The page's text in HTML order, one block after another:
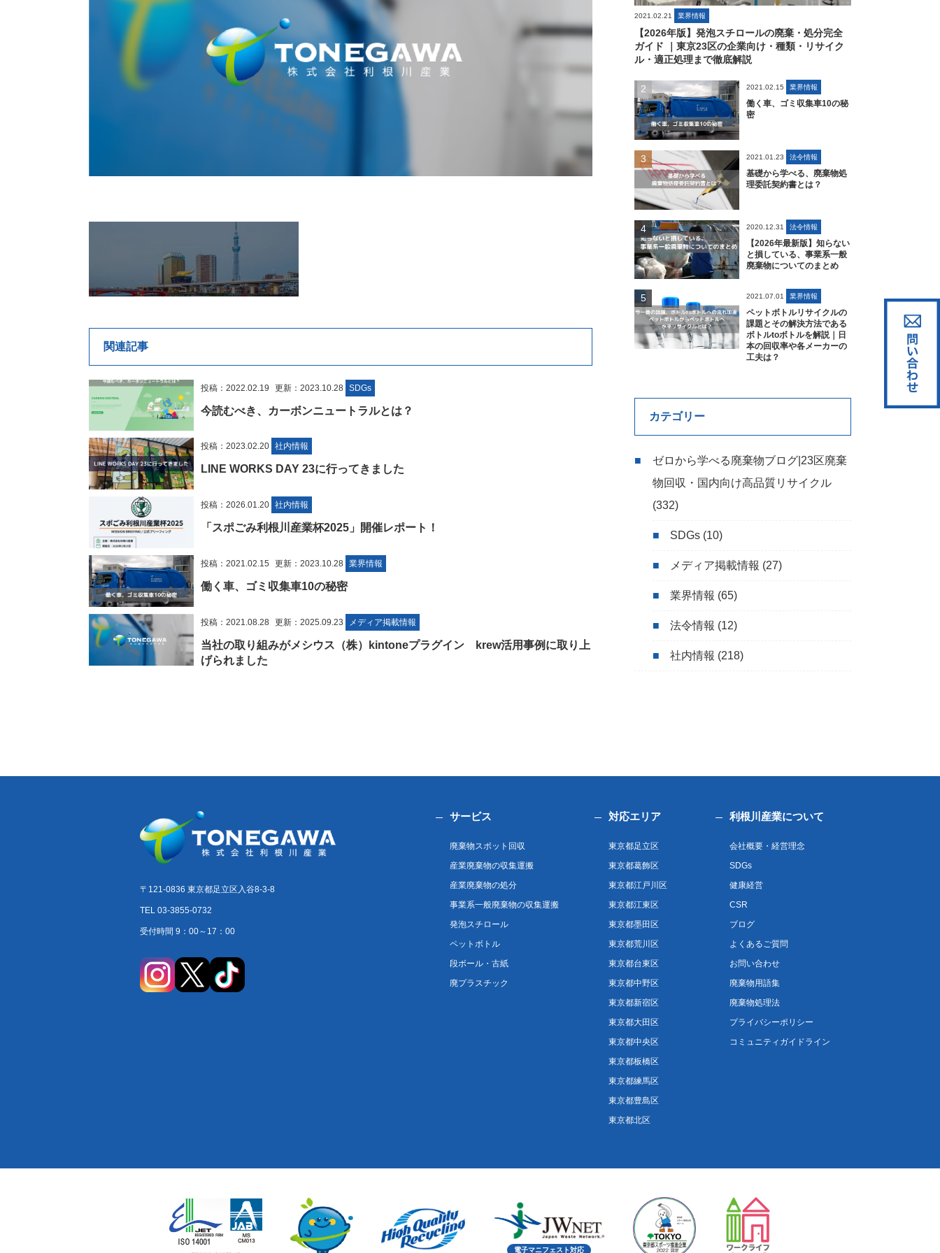
関連記事
投稿：2022.02.19 更新：2023.10.28 SDGs
今読むべき、カーボンニュートラルとは？
投稿：2023.02.20 社内情報
LINE WORKS DAY 23に行ってきました
投稿：2026.01.20 社内情報
「スポごみ利根川産業杯2025」開催レポート！
投稿：2021.02.15 更新：2023.10.28 業界情報
働く車、ゴミ収集車10の秘密
投稿：2021.08.28 更新：2025.09.23 メディア掲載情報
当社の取り組みがメシウス（株）kintoneプラグイン krew活用事例に取り上
げられました
2021.02.21 業界情報
【2026年版】発泡スチロールの廃棄・処分完全
ガイド ｜東京23区の企業向け・種類・リサイク
ル・適正処理まで徹底解説
2021.02.15 業界情報
働く車、ゴミ収集車10の秘
密
2021.01.23 法令情報
基礎から学べる、廃棄物処
理委託契約書とは？
2020.12.31 法令情報
【2026年最新版】知らない
と損している、事業系一般
廃棄物についてのまとめ
2021.07.01 業界情報
ペットボトルリサイクルの
課題とその解決方法である
ボトルtoボトルを解説｜日
本の回収率や各メーカーの
工夫は？
カテゴリー
ゼロから学べる廃棄物ブログ|23区廃棄
物回収・国内向け高品質リサイクル
(332)
SDGs (10)
メディア掲載情報 (27)
業界情報 (65)
法令情報 (12)
社内情報 (218)
〒121-0836 東京都足立区入谷8-3-8
TEL 03-3855-0732
受付時間 9：00～17：00
サービス
廃棄物スポット回収
産業廃棄物の収集運搬
産業廃棄物の処分
事業系一般廃棄物の収集運搬
発泡スチロール
ペットボトル
段ボール・古紙
廃プラスチック
対応エリア
東京都足立区
東京都葛飾区
東京都江戸川区
東京都江東区
東京都墨田区
東京都荒川区
東京都台東区
東京都中野区
東京都新宿区
東京都大田区
東京都中央区
東京都板橋区
東京都練馬区
東京都豊島区
東京都北区
利根川産業について
会社概要・経営理念
SDGs
健康経営
CSR
ブログ
よくあるご質問
お問い合わせ
廃棄物用語集
廃棄物処理法
プライバシーポリシー
コミュニティガイドライン
電子マニフェスト対応